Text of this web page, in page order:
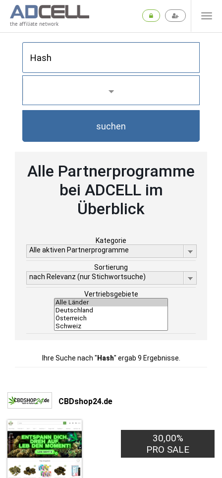
the affiliate network
suchen
Alle Partnerprogramme
bei ADCELL im
Überblick
Kategorie
Alle aktiven Partnerprogramme
Sortierung
nach Relevanz (nur Stichwortsuche)
Vertriebsgebiete
Ihre Suche nach " Hash" ergab 9 Ergebnisse.
CBDshop24.de
30,00%
PRO SALE